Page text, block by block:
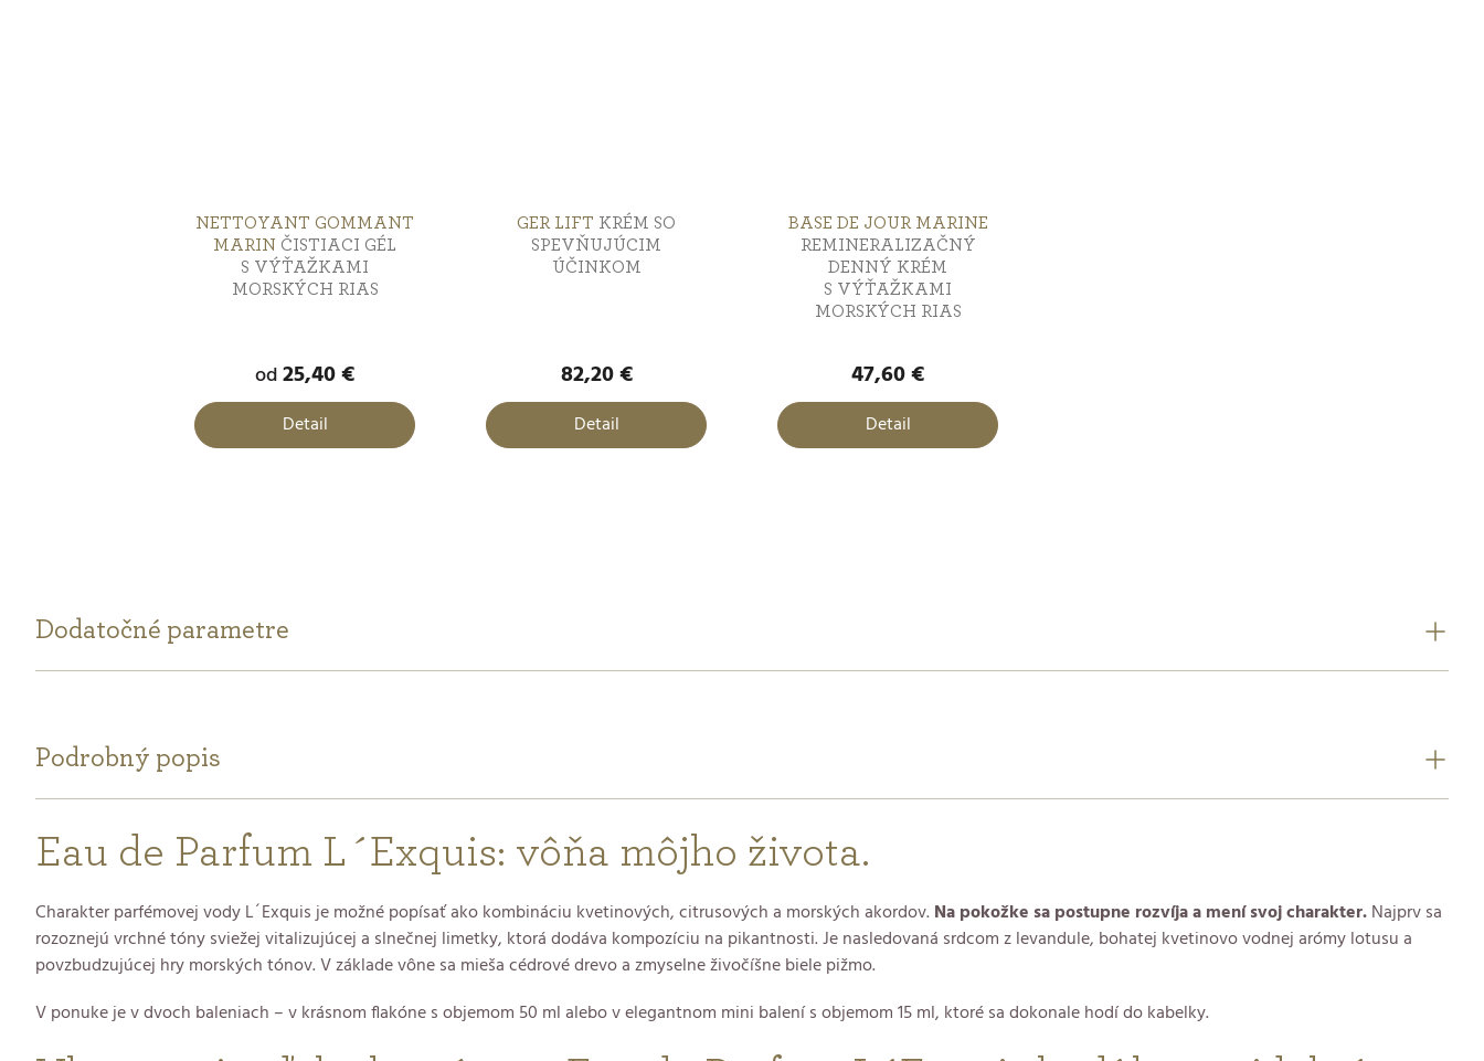
NETTOYANT GOMMANT
MARIN ČISTIACI GÉL
S VÝŤAŽKAMI
MORSKÝCH RIAS
od25,40 €
Detail
GER LIFT KRÉM SO
SPEVŇUJÚCIM
ÚČINKOM
82,20 €
Detail
BASE DE JOUR MARINE
REMINERALIZAČNÝ
DENNÝ KRÉM
S VÝŤAŽKAMI
MORSKÝCH RIAS
47,60 €
Detail
Podrobný popis
Eau de Parfum L´Exquis: vôňa môjho života.
Charakter parfémovej vody L´Exquis je možné popísať ako kombináciu kvetinových, citrusových a morských akordov. Na pokožke sa postupne rozvíja a mení svoj charakter.Najprv sa
rozoznejú vrchné tóny sviežej vitalizujúcej a slnečnej limetky, ktorá dodáva kompozíciu na pikantnosti. Je nasledovaná srdcom z levandule, bohatej kvetinovo vodnej arómy lotusu a
povzbudzujúcej hry morských tónov. V základe vône sa mieša cédrové drevo a zmyselne živočíšne biele pižmo.
V ponuke je v dvoch baleniach – v krásnom flakóne s objemom 50 ml alebo v elegantnom mini balení s objemom 15 ml, ktoré sa dokonale hodí do kabelky.
Dodatočné parametre